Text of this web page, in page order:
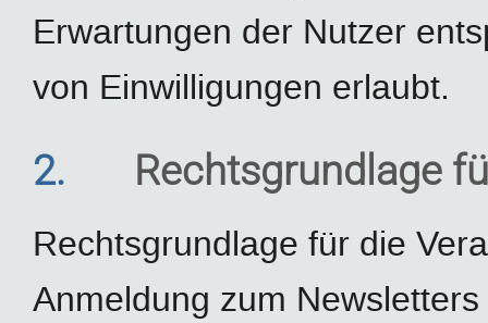
Erwartungen der Nutzer
von Einwilligungen erlaubt.
2. Rechtsgrundlage
Rechtsgrundlage für die
Anmeldung zum